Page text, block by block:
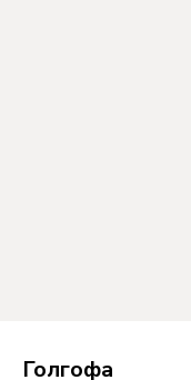
Голгофа